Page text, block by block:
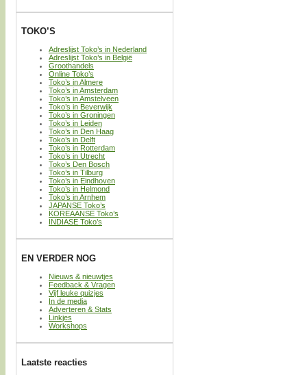
TOKO’S
Adreslijst Toko’s in Nederland
Adreslijst Toko’s in België
Groothandels
Online Toko’s
Toko’s in Almere
Toko’s in Amsterdam
Toko’s in Amstelveen
Toko’s in Beverwijk
Toko’s in Groningen
Toko’s in Leiden
Toko’s in Den Haag
Toko’s in Delft
Toko’s in Rotterdam
Toko’s in Utrecht
Toko’s Den Bosch
Toko’s in Tilburg
Toko’s in Eindhoven
Toko’s in Helmond
Toko’s in Arnhem
JAPANSE Toko’s
KOREAANSE Toko’s
INDIASE Toko’s
EN VERDER NOG
Nieuws & nieuwtjes
Feedback & Vragen
Vijf leuke quizjes
In de media
Adverteren & Stats
Linkjes
Workshops
Laatste reacties